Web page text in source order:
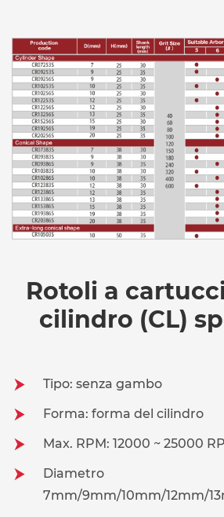
Rotoli a
cilindro (CL)
Tipo: senza gambo
Forma: forma del cilindro
Max. RPM: 12000 ~ 25000
Diametro
7mm/9mm/10mm/12mm/